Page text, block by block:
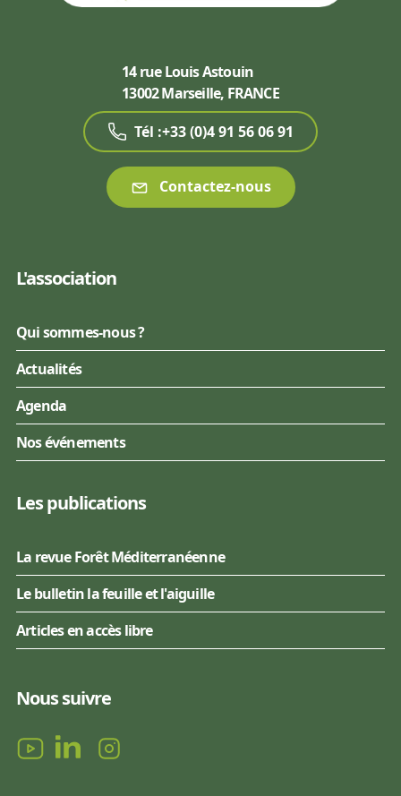
14 rue Louis Astouin
13002 Marseille, FRANCE
Tél :+33 (0)4 91 56 06 91
Contactez-nous
L'association
Qui sommes-nous ?
Actualités
Agenda
Nos événements
Les publications
La revue Forêt Méditerranéenne
Le bulletin la feuille et l'aiguille
Articles en accès libre
Nous suivre